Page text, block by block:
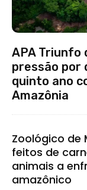
APA Triunfo
pressão por
quinto ano
Amazônia
Zoológico de
feitos de
animais a
amazônico